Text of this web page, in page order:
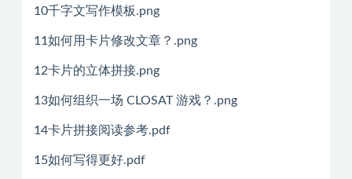
10千字文写作模板.png
11如何用卡片修改文章？.png
12卡片的立体拼接.png
13如何组织一场 CLOSAT 游戏？.png
14卡片拼接阅读参考.pdf
15如何写得更好.pdf